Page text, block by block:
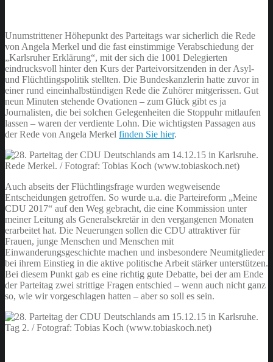
Unumstrittener Höhepunkt des Parteitags war sicherlich die Rede
von Angela Merkel und die fast einstimmige Verabschiedung der
„Karlsruher Erklärung“, mit der sich die 1001 Delegierten
eindrucksvoll hinter den Kurs der Parteivorsitzenden in der Asyl-
und Flüchtlingspolitik stellten. Die Bundeskanzlerin hatte zuvor in
einer rund eineinhalbstündigen Rede die Zuhörer mitgerissen. Gut
neun Minuten stehende Ovationen – zum Glück gibt es ja
Journalisten, die bei solchen Gelegenheiten die Stoppuhr mitlaufen
lassen – waren der verdiente Lohn. Die wichtigsten Passagen aus
der Rede von Angela Merkel finden Sie hier.
Auch abseits der Flüchtlingsfrage wurden wegweisende
Entscheidungen getroffen. So wurde u.a. die Parteireform „Meine
CDU 2017“ auf den Weg gebracht, die eine Kommission unter
meiner Leitung als Generalsekretär in den vergangenen Monaten
erarbeitet hat. Die Neuerungen sollen die CDU attraktiver für
Frauen, junge Menschen und Menschen mit
Einwanderungsgeschichte machen und insbesondere Neumitglieder
bei ihrem Einstieg in die aktive politische Arbeit stärker unterstützen.
Bei diesem Punkt gab es eine richtig gute Debatte, bei der am Ende
der Parteitag zwei strittige Fragen entschied – wenn auch nicht ganz
so, wie wir vorgeschlagen hatten – aber so soll es sein.